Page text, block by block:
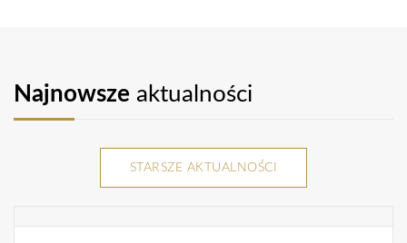
Najnowsze aktualności
STARSZE AKTUALNOŚCI